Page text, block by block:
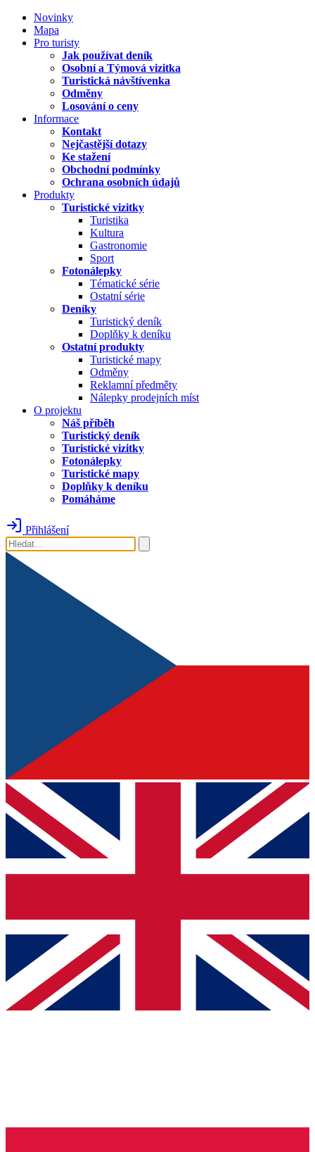
Novinky
Mapa
Pro turisty
Jak používat deník
Osobní a Týmová vizitka
Turistická návštívenka
Odměny
Losování o ceny
Informace
Kontakt
Nejčastější dotazy
Ke stažení
Obchodní podmínky
Ochrana osobních údajů
Produkty
Turistické vizitky
Turistika
Kultura
Gastronomie
Sport
Fotonálepky
Tématické série
Ostatní série
Deníky
Turistický deník
Doplňky k deníku
Ostatní produkty
Turistické mapy
Odměny
Reklamní předměty
Nálepky prodejních míst
O projektu
Náš příběh
Turistický deník
Turistické vizitky
Fotonálepky
Turistické mapy
Doplňky k deníku
Pomáháme
Přihlášení